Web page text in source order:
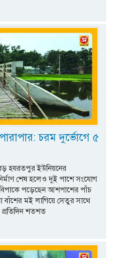
চরম দুর্ভোগে ৫
হযরতপুর ইউনিয়নের
শেষ হলেও দুই পাশে সংযোগ
পড়েছেন আশপাশের পাঁচ
বাঁশের মই লাগিয়ে সেতুর সাথে
প্রতিদিন শতশত